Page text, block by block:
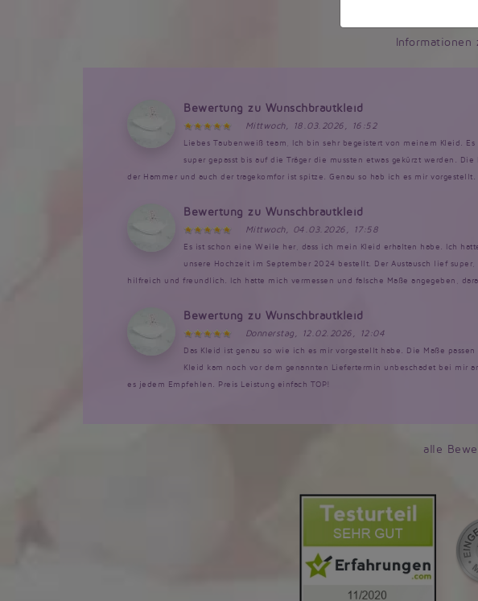
Bewertung zu Wunschbrautkleid
Mittwoch, 18.03.2026, 16:52
Liebes Taubenweiß team, Ich bin sehr begeistert von meinem Kleid. Es
super gepasst bis auf die Träger die mussten etwas gekürzt werden. Die
der Hammer und auch der tragekomfor ist spitze. Genau so hab ich es mir vorgestellt.
Bewertung zu Wunschbrautkleid
Mittwoch, 04.03.2026, 17:58
Es ist schon eine Weile her, dass ich mein Kleid erhalten habe. Ich
unsere Hochzeit im September 2024 bestellt. Der Austausch lief super,
hilfreich und freundlich. Ich hatte mich vermessen und falsche Maße angegeben,
Bewertung zu Wunschbrautkleid
Donnerstag, 12.02.2026, 12:04
Das Kleid ist genau so wie ich es mir vorgestellt habe. Die Maße passen
Kleid kam noch vor dem genannten Liefertermin unbeschadet bei mir
es jedem Empfehlen. Preis Leistung einfach TOP!
alle